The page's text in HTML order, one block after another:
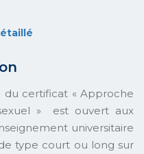
certificat « Approche
» est ouvert aux
universitaire
type court ou long sur